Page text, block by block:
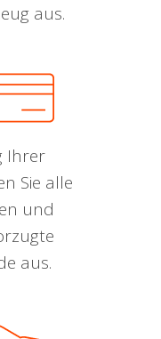
aus.
Ihrer
Sie alle
und
aus.